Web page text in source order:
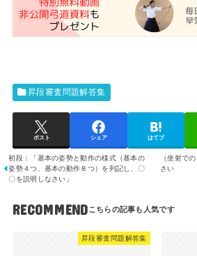
昇段審査問題解答集
ポスト シェア はてブ
初段：「基本の姿勢と動作の様式（基本の
姿勢４つ、基本の動作８つ）を列記し、〇
〇を説明しなさい」
（坐射で
さい
RECOMMEND
昇段審査問題解答集